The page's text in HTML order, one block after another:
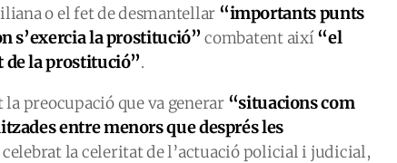
o el fet de desmantellar “importants punts
s’exercia la prostitució”combatent així “el
de la prostitució”.
la preocupació que va generar “situacions com
entre menors que després les
celebrat la celeritat de l’actuació policial i judicial,